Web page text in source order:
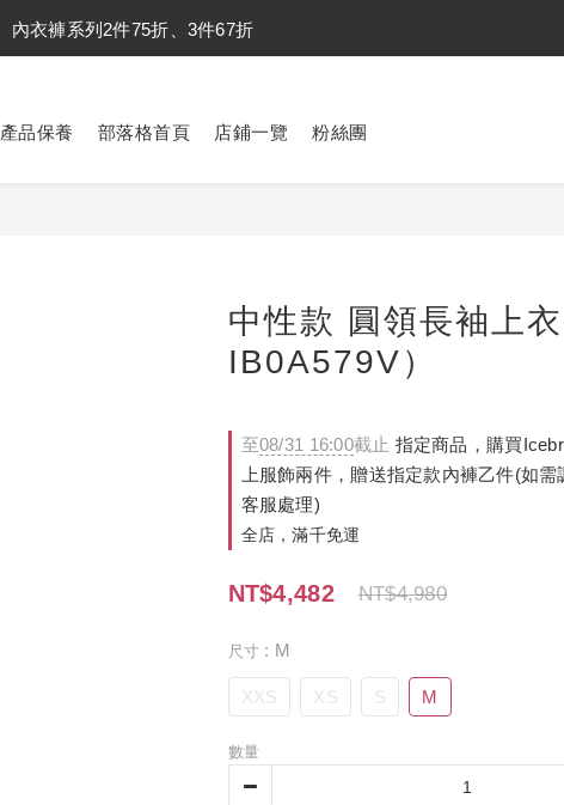
內衣褲系列2件75折、3件67折
內衣褲系列2件75折、3件67折
內衣褲系列2件75折、3件67折
產品保養 部落格首頁 店鋪一覽 粉絲團
中性款 圓領長袖上
IB0A579V）
至08/31 16:00截止 指定商品，購買
上服飾兩件，贈送指定款內褲乙件(如
客服處理)
全店，滿千免運
NT$4,482 NT$4,980
尺寸 : M
XXS XS S M
數量